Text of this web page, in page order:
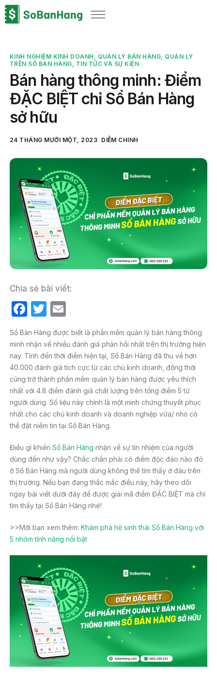
Sản phẩm
Bảng giá
Blog
Thông tin thuế
Về chúng tôi
KINH NGHIỆM KINH DOANH , QUẢN LÝ BÁN HÀNG, QUẢN LÝ
TRÊN SỔ BÁN HÀNG, TIN TỨC VÀ SỰ KIỆN
Bán hàng thông minh: Điểm
ĐẶC BIỆT chỉ Sổ Bán Hàng
sở hữu
24 THÁNG MƯỜI MỘT, 2023 DIỄM CHINH
Chia sẻ bài viết:
F
c
e
b
o
o
k
T
itt
er
ail
Sổ Bán Hàng được biết là phần mềm quản lý bán hàng thông
minh nhận về nhiều đánh giá phản hồi nhất trên thị trường hiện
nay. Tính đến thời điểm hiện tại, Sổ Bán Hàng đã thu về hơn
40.000 đánh giá tích cực từ các chủ kinh doanh, đồng thời
cũng trở thành phần mềm quản lý bán hàng được yêu thích
nhất với 4.8 điểm đánh giá chất lượng trên tổng điểm 5 từ
người dùng. Số liệu này chính là một minh chứng thuyết phục
nhất cho các chủ kinh doanh và doanh nghiệp vừa/ nhỏ có
thể đặt niềm tin tại Sổ Bán Hàng.
Điều gì khiến Sổ Bán Hàng nhận về sự tín nhiệm của người
dùng đến như vậy? Chắc chắn phải có điểm độc đáo nào đó
ở Sổ Bán Hàng mà người dùng không thể tìm thấy ở đâu trên
thị trường. Nếu bạn đang thắc mắc điều này, hãy theo dõi
ngay bài viết dưới đây để được giải mã điểm ĐẶC BIỆT mà chỉ
tìm thấy tại Sổ Bán Hàng nhé!
>>Mời bạn xem thêm: Khám phá hệ sinh thái Sổ Bán Hàng với
5 nhóm tính năng nổi bật